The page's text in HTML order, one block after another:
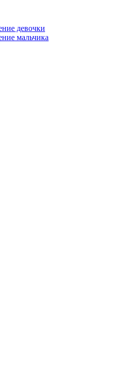
девочки
мальчика